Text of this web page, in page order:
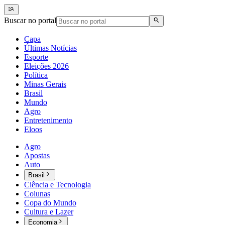
Buscar no portal
Capa
Últimas Notícias
Esporte
Eleições 2026
Política
Minas Gerais
Brasil
Mundo
Agro
Entretenimento
Eloos
Agro
Apostas
Auto
Brasil
Ciência e Tecnologia
Colunas
Copa do Mundo
Cultura e Lazer
Economia